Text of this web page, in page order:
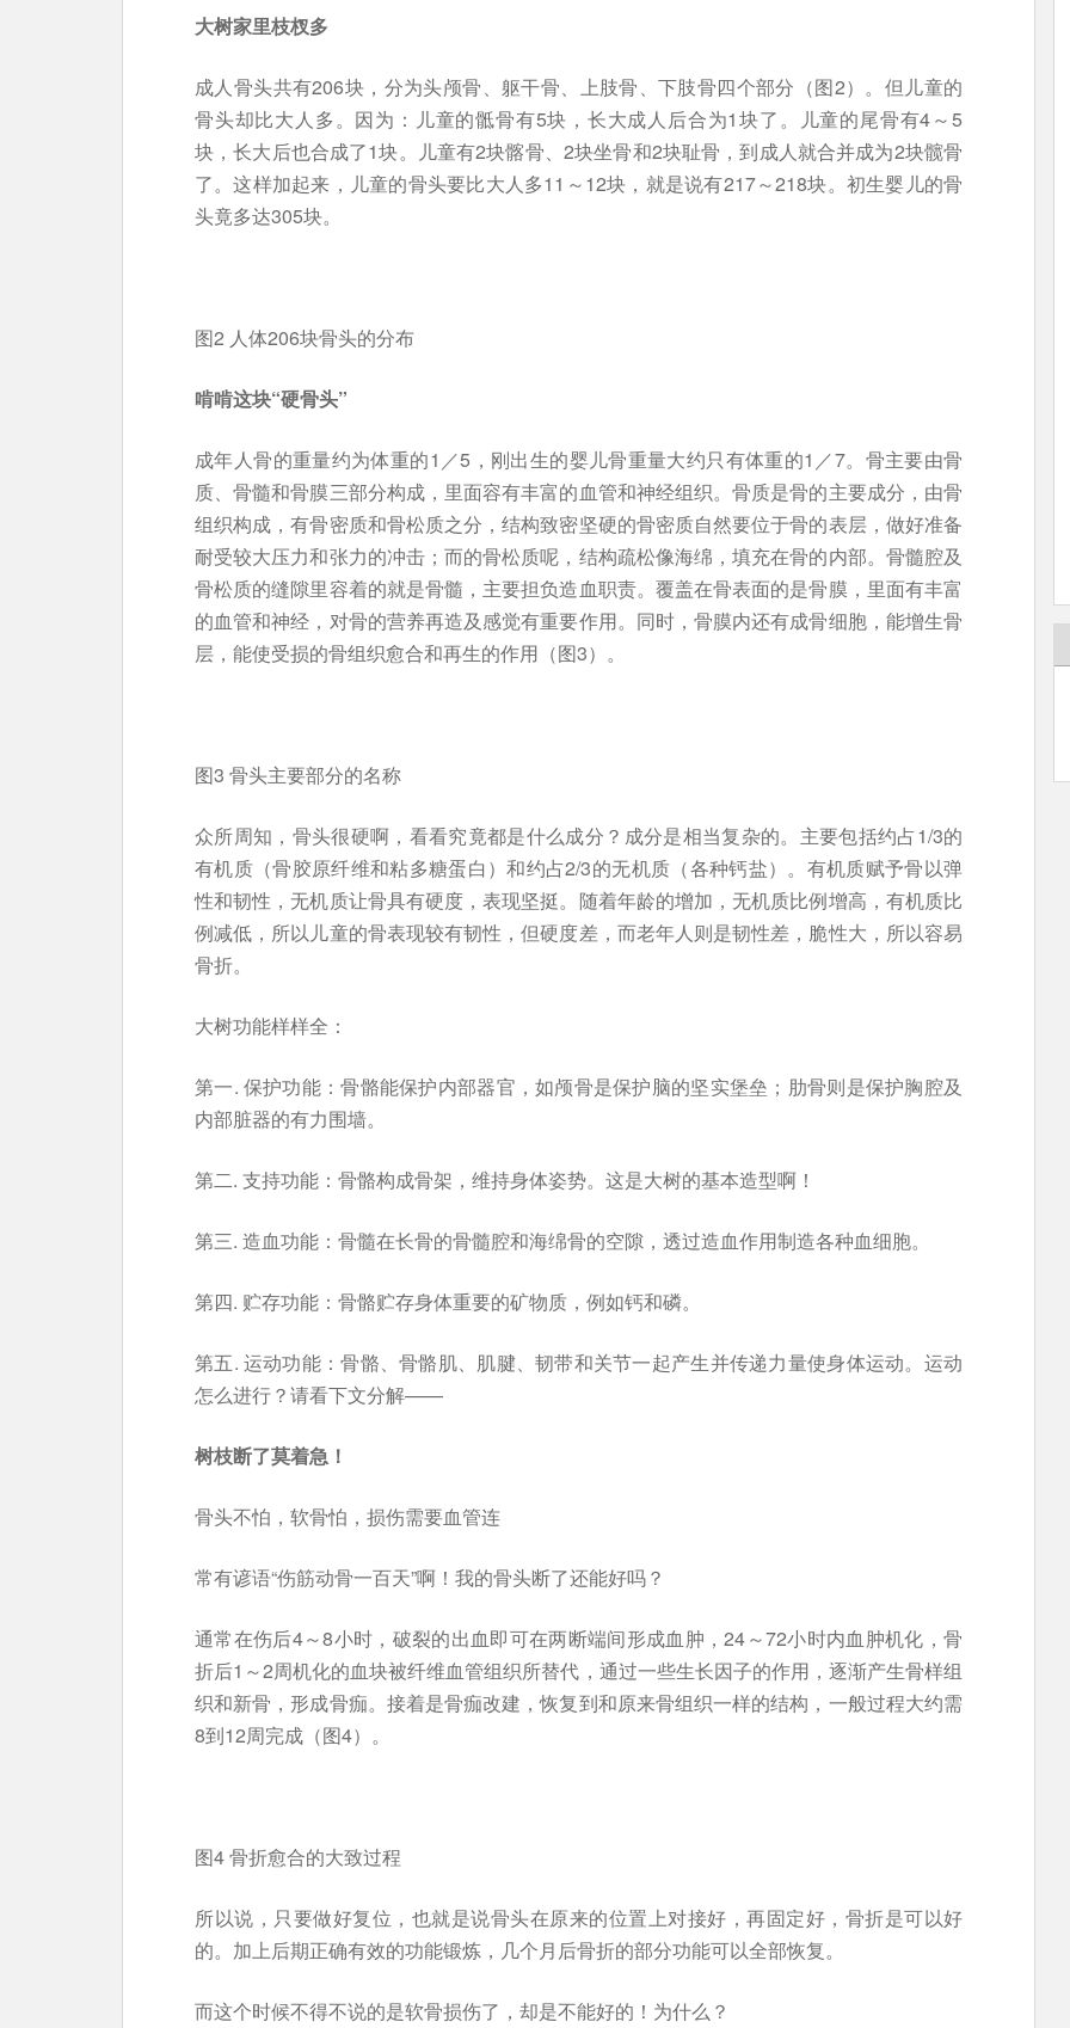
大树家里枝杈多
成人骨头共有206块，分为头颅骨、躯干骨、上肢骨、下肢骨四个部分（图2）。但儿童的
骨头却比大人多。因为：儿童的骶骨有5块，长大成人后合为1块了。儿童的尾骨有4～5
块，长大后也合成了1块。儿童有2块髂骨、2块坐骨和2块耻骨，到成人就合并成为2块髋骨
了。这样加起来，儿童的骨头要比大人多11～12块，就是说有217～218块。初生婴儿的骨
头竟多达305块。
图2 人体206块骨头的分布
啃啃这块“硬骨头”
成年人骨的重量约为体重的1／5，刚出生的婴儿骨重量大约只有体重的1／7。骨主要由骨
质、骨髓和骨膜三部分构成，里面容有丰富的血管和神经组织。骨质是骨的主要成分，由骨
组织构成，有骨密质和骨松质之分，结构致密坚硬的骨密质自然要位于骨的表层，做好准备
耐受较大压力和张力的冲击；而的骨松质呢，结构疏松像海绵，填充在骨的内部。骨髓腔及
骨松质的缝隙里容着的就是骨髓，主要担负造血职责。覆盖在骨表面的是骨膜，里面有丰富
的血管和神经，对骨的营养再造及感觉有重要作用。同时，骨膜内还有成骨细胞，能增生骨
层，能使受损的骨组织愈合和再生的作用（图3）。
图3 骨头主要部分的名称
众所周知，骨头很硬啊，看看究竟都是什么成分？成分是相当复杂的。主要包括约占1/3的
有机质（骨胶原纤维和粘多糖蛋白）和约占2/3的无机质（各种钙盐）。有机质赋予骨以弹
性和韧性，无机质让骨具有硬度，表现坚挺。随着年龄的增加，无机质比例增高，有机质比
例减低，所以儿童的骨表现较有韧性，但硬度差，而老年人则是韧性差，脆性大，所以容易
骨折。
大树功能样样全：
第一. 保护功能：骨骼能保护内部器官，如颅骨是保护脑的坚实堡垒；肋骨则是保护胸腔及
内部脏器的有力围墙。
第二. 支持功能：骨骼构成骨架，维持身体姿势。这是大树的基本造型啊！
第三. 造血功能：骨髓在长骨的骨髓腔和海绵骨的空隙，透过造血作用制造各种血细胞。
第四. 贮存功能：骨骼贮存身体重要的矿物质，例如钙和磷。
第五. 运动功能：骨骼、骨骼肌、肌腱、韧带和关节一起产生并传递力量使身体运动。运动
怎么进行？请看下文分解——
树枝断了莫着急！
骨头不怕，软骨怕，损伤需要血管连
常有谚语“伤筋动骨一百天”啊！我的骨头断了还能好吗？
通常在伤后4～8小时，破裂的出血即可在两断端间形成血肿，24～72小时内血肿机化，骨
折后1～2周机化的血块被纤维血管组织所替代，通过一些生长因子的作用，逐渐产生骨样组
织和新骨，形成骨痂。接着是骨痂改建，恢复到和原来骨组织一样的结构，一般过程大约需
8到12周完成（图4）。
图4 骨折愈合的大致过程
所以说，只要做好复位，也就是说骨头在原来的位置上对接好，再固定好，骨折是可以好
的。加上后期正确有效的功能锻炼，几个月后骨折的部分功能可以全部恢复。
而这个时候不得不说的是软骨损伤了，却是不能好的！为什么？